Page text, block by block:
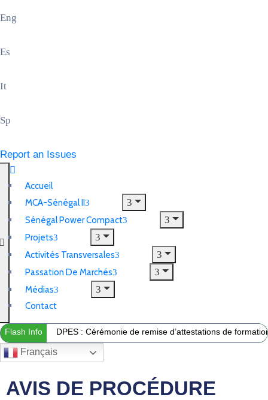
Eng
Es
It
Sp
Report an Issues
Accueil
MCA-Sénégal II
Sénégal Power Compact
Projets
Activités Transversales
Passation De Marchés
Médias
Contact
Flash Info DPES : Cérémonie de remise d’attestations de
Français
AVIS DE PROCÉDURE